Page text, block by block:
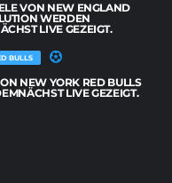
VON NEW ENGLAND
WERDEN
LIVE GEZEIGT.
BULLS
NEW YORK RED BULLS
LIVE GEZEIGT.